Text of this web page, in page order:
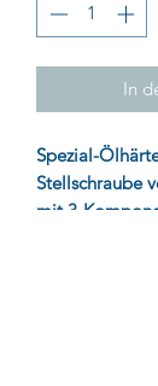
In
Spezial-
Stellschraube
mit 3-